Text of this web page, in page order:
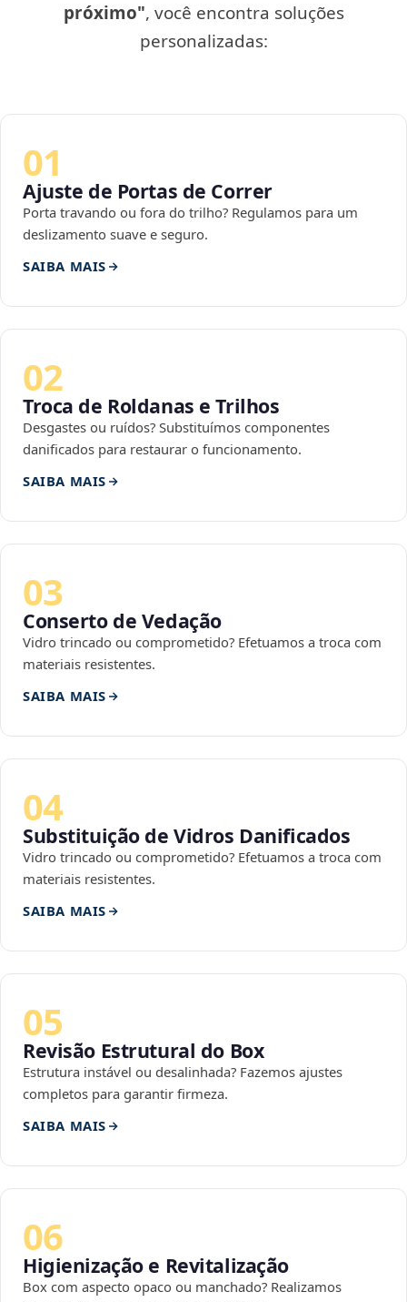
próximo", você encontra soluções
personalizadas:
01
Ajuste de Portas de Correr
Porta travando ou fora do trilho? Regulamos para um
deslizamento suave e seguro.
SAIBA MAIS
02
Troca de Roldanas e Trilhos
Desgastes ou ruídos? Substituímos componentes
danificados para restaurar o funcionamento.
SAIBA MAIS
03
Conserto de Vedação
Vidro trincado ou comprometido? Efetuamos a troca com
materiais resistentes.
SAIBA MAIS
04
Substituição de Vidros Danificados
Vidro trincado ou comprometido? Efetuamos a troca com
materiais resistentes.
SAIBA MAIS
05
Revisão Estrutural do Box
Estrutura instável ou desalinhada? Fazemos ajustes
completos para garantir firmeza.
SAIBA MAIS
06
Higienização e Revitalização
Box com aspecto opaco ou manchado? Realizamos